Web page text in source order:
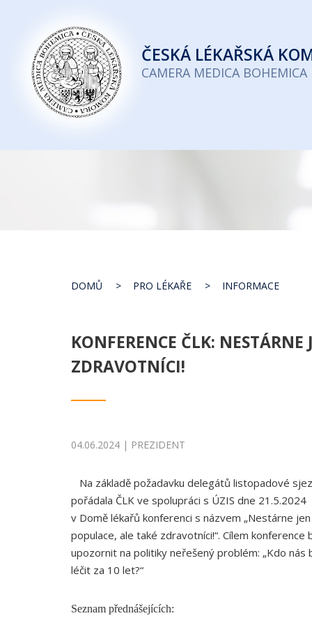
Česká
lékařská
komora
ČESKÁ LÉKAŘSKÁ
CAMERA MEDICA BOHEMICA
DOMŮ PRO LÉKAŘE INFORMACE
KONFERENCE ČLK:
ZDRAVOTNÍCI!
04.06.2024 | PREZIDENT
Na základě požadavku delegátů listopadové
pořádala ČLK ve spolupráci s ÚZIS dne 21.5.2024
v Domě lékařů konferenci s názvem „Nestárne jen
populace, ale také zdravotníci!“. Cílem konference
upozornit na politiky neřešený problém: „Kdo nás
léčit za 10 let?“
Seznam přednášejících: